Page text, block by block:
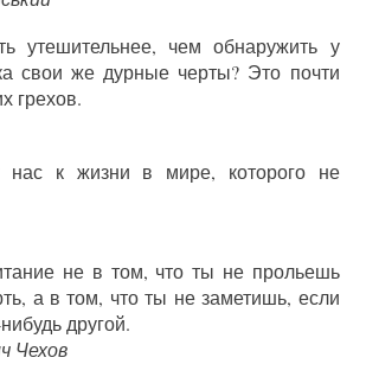
утешительнее, чем обнаружить у
свои же дурные черты? Это почти
грехов.
нас к жизни в мире, которого не
не в том, что ты не прольешь
а в том, что ты не заметишь, если
другой.
Чехов